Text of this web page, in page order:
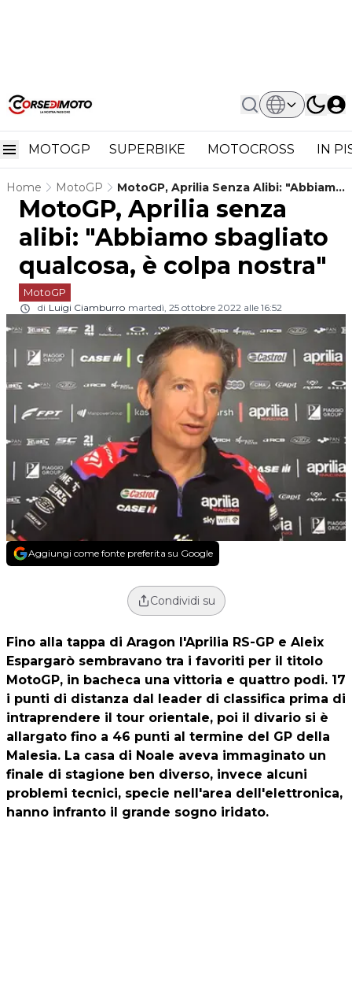
MOTOGP SUPERBIKE MOTOCROSS IN
Home MotoGP
MotoGP, Aprilia Senza Alibi: "Abbiamo
Sbagliato Qualcosa, È Colpa Nostra"
MotoGP, Aprilia senza
alibi: "Abbiamo sbagliato
qualcosa, è colpa nostra"
MotoGP
di Luigi Ciamburro martedì, 25 ottobre 2022 alle 16:52
Aggiungi come fonte preferita su Google
Condividi su
Fino alla tappa di Aragon l'Aprilia RS-GP e Aleix
Espargarò sembravano tra i favoriti per il titolo
MotoGP, in bacheca una vittoria e quattro podi. 17
i punti di distanza dal leader di classifica prima di
intraprendere il tour orientale, poi il divario si è
allargato fino a 46 punti al termine del GP della
Malesia. La casa di Noale aveva immaginato un
finale di stagione ben diverso, invece alcuni
problemi tecnici, specie nell'area dell'elettronica,
hanno infranto il grande sogno iridato.